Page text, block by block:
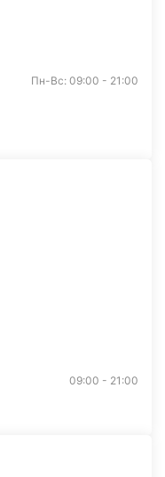
Пн-Вс: 09:00 - 21:00
09:00 - 21:00